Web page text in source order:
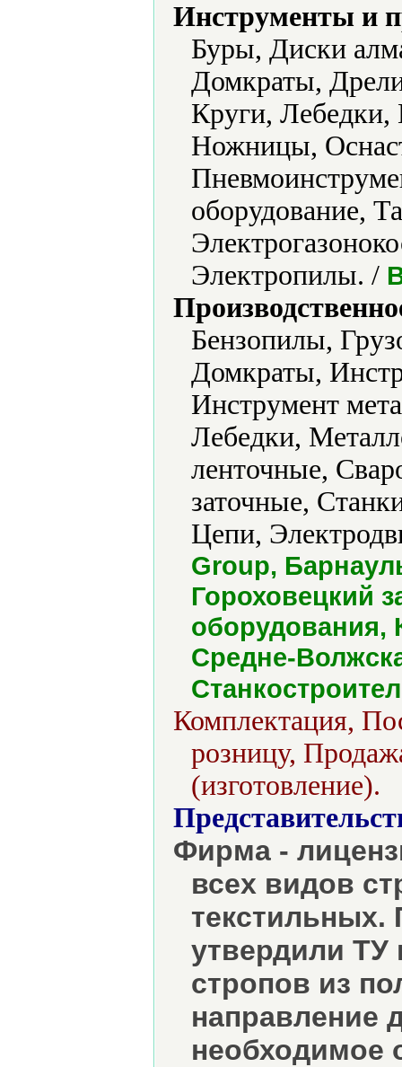
Инструменты и
Буры, Диски
Домкраты,
Круги, Лебедки,
Ножницы,
оборудование,
Электропилы. /
Бензопилы,
Домкраты,
Инструмент
Лебедки,
ленточные,
заточные,
Цепи,
Group,
Гороховецкий
Средне-
Комплектация,
розницу,
(изготовление).
Фирма -
всех видов
текстильных.
утвердили ТУ
стропов из
направление
необходимое